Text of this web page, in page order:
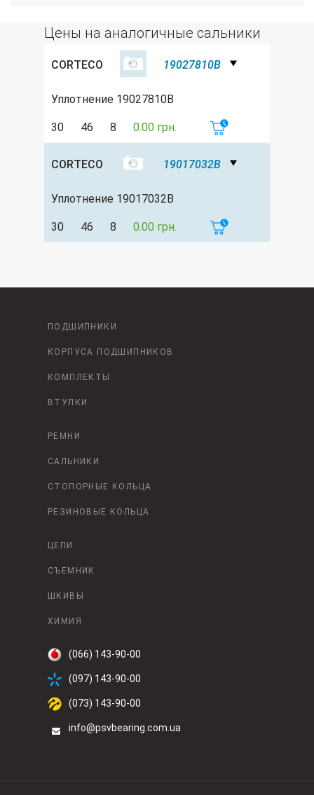
Цены на аналогичные сальники
CORTECO 19027810B
Уплотнение 19027810B
30 46 8 0.00 грн.
CORTECO 19017032B
Уплотнение 19017032B
30 46 8 0.00 грн.
ПОДШИПНИКИ
КОРПУСА ПОДШИПНИКОВ
КОМПЛЕКТЫ
ВТУЛКИ
РЕМНИ
САЛЬНИКИ
СТОПОРНЫЕ КОЛЬЦА
РЕЗИНОВЫЕ КОЛЬЦА
ЦЕПИ
СЪЕМНИК
ШКИВЫ
ХИМИЯ
(066) 143-90-00
(097) 143-90-00
(073) 143-90-00
info@psvbearing.com.ua